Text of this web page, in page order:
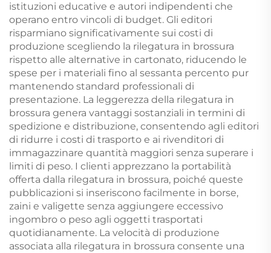
istituzioni educative e autori indipendenti che
operano entro vincoli di budget. Gli editori
risparmiano significativamente sui costi di
produzione scegliendo la rilegatura in brossura
rispetto alle alternative in cartonato, riducendo le
spese per i materiali fino al sessanta percento pur
mantenendo standard professionali di
presentazione. La leggerezza della rilegatura in
brossura genera vantaggi sostanziali in termini di
spedizione e distribuzione, consentendo agli editori
di ridurre i costi di trasporto e ai rivenditori di
immagazzinare quantità maggiori senza superare i
limiti di peso. I clienti apprezzano la portabilità
offerta dalla rilegatura in brossura, poiché queste
pubblicazioni si inseriscono facilmente in borse,
zaini e valigette senza aggiungere eccessivo
ingombro o peso agli oggetti trasportati
quotidianamente. La velocità di produzione
associata alla rilegatura in brossura consente una